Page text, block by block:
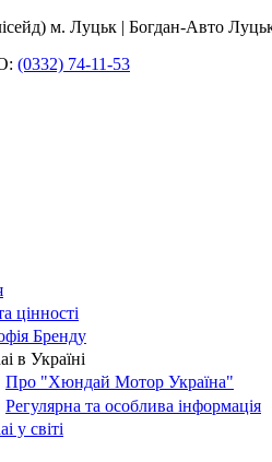
(0332) 74-11-53
цінності
Бренду
в Україні
Про "Хюндай Мотор Україна"
Регулярна та особлива інформація
у світі